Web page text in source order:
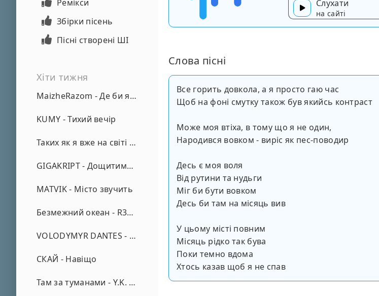
Ремікси
Збірки пісень
Пісні створені ШІ
Хіти тижня
MaizheRazom - Де би я не був
KUMY - Тихий вечір
Таких як я вже на світі нема - А. Малярник
GIGAKRIPT - Дощитиме зима
MATVIK - Місто звучить
Безмежний океан - R3phase
VOLODYMYR DANTES - Просто кохаю (REMIX)
СКАЙ - Навіщо
Там за туманами - Y.K. Music
Слухати
на сайті
Слова пісні
Все горить довкола, а я просто гаю час
Щоб на фоні смутку також був якийсь контраст
Може моя втіха, в тому що я не один,
Народився вовком - виріс як пес-поводир
Десь є моя воля
Від рутини та нудьги
Міг би бути вовком
Десь би там на місяць вив
У цьому місті повним
Місяць рідко так бува
Поки темно вдома
Хтось казав щоб я не спав